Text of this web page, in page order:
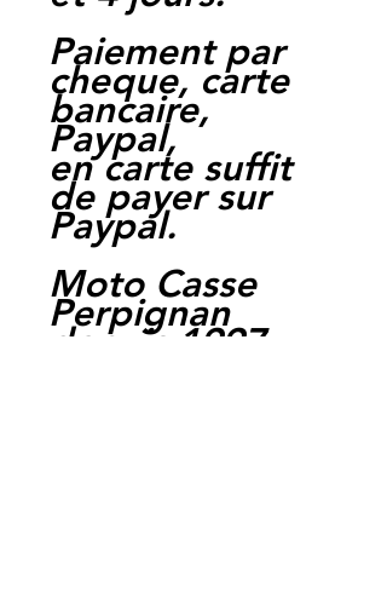
Paiement par
cheque, carte
bancaire,
Paypal,
en carte suffit
de payer sur
Paypal.
Moto Casse
Perpignan
depuis 1997